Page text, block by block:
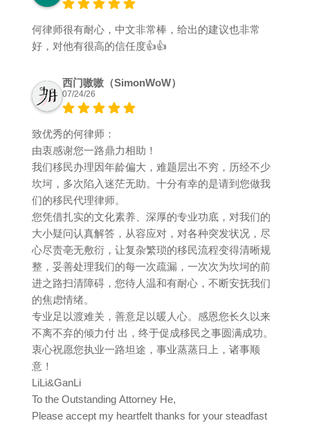
何律师很有耐心，中文非常棒，给出的建议也非常
好，对他有很高的信任度👍👍
西门嗷嗷（SimonWoW）
07/24/26
致优秀的何律师：
由衷感谢您一路鼎力相助！
我们移民办理因年龄偏大，难题层出不穷，历经不少
坎坷，多次陷入迷茫无助。十分有幸的是请到您做我
们的移民代理律师。
您凭借扎实的文化素养、深厚的专业功底，对我们的
大小疑问认真解答，从容应对，对各种突发状况，尽
心尽责亳无敷衍，让复杂繁琐的移民流程变得清晰规
整，妥善处理我们的每一次疏漏，一次次为坎坷的前
进之路扫清障碍，您待人温和有耐心，不断安抚我们
的焦虑情绪。
专业足以渡难关，善意足以暖人心。感恩您长久以来
不离不弃的倾力付 出，终于促成移民之事圆满成功。
衷心祝愿您执业一路坦途，事业蒸蒸日上，诸事顺
意！
LiLi&GanLi
To the Outstanding Attorney He,
Please accept my heartfelt thanks for your steadfast